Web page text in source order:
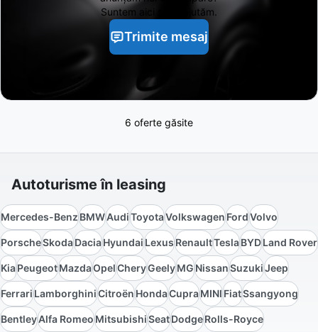
Suntem aici să te ajutăm.
Trimite mesaj
6 oferte găsite
Autoturisme în leasing
Mercedes-BenzBMWAudiToyotaVolkswagenFordVolvo
PorscheSkodaDaciaHyundaiLexusRenaultTeslaBYDLand Rover
KiaPeugeotMazdaOpelCheryGeelyMGNissanSuzukiJeep
FerrariLamborghiniCitroënHondaCupraMINIFiatSsangyong
BentleyAlfa RomeoMitsubishiSeatDodgeRolls-Royce